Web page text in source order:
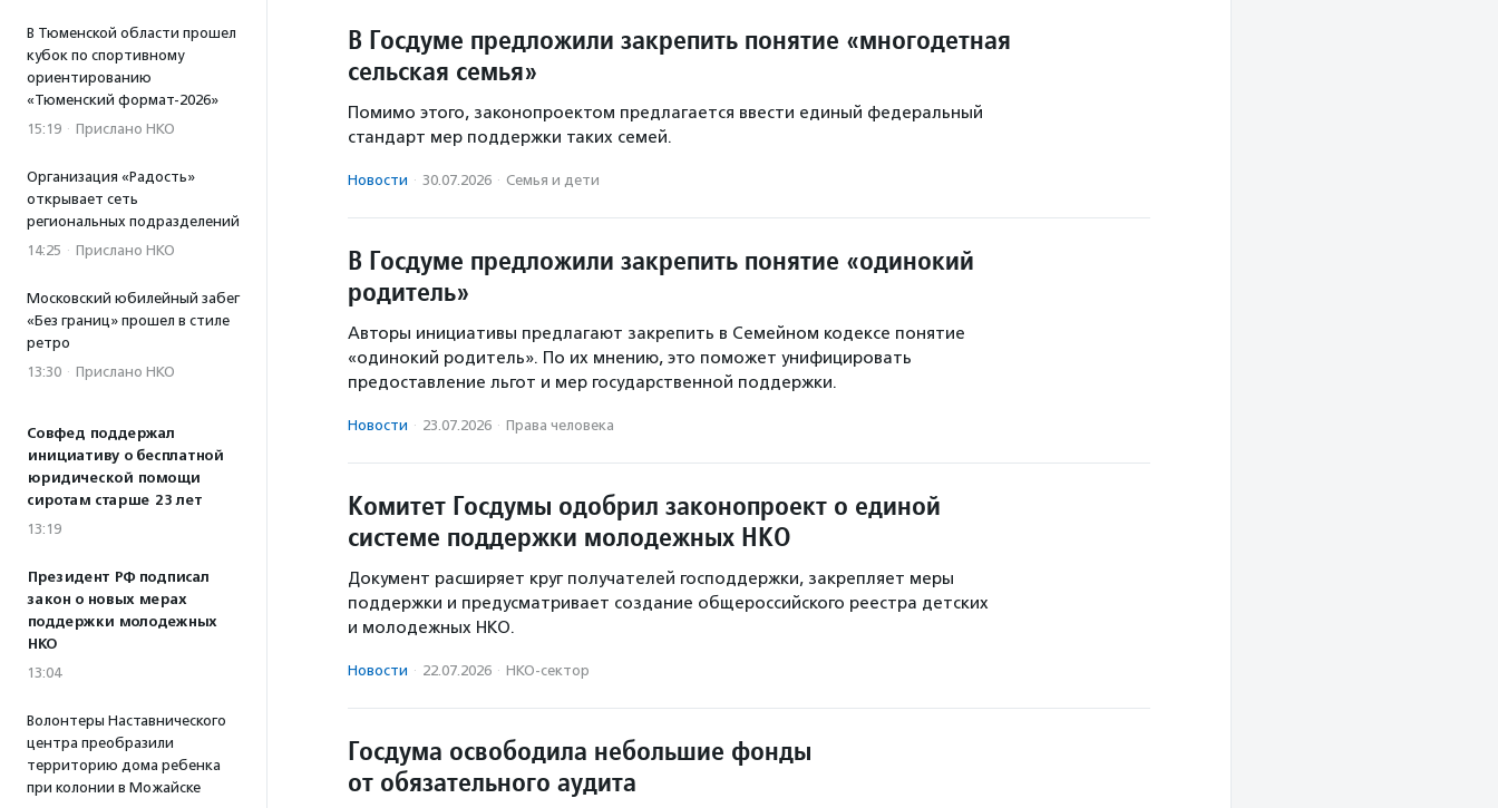
В Тюменской области прошел
кубок по спортивному
ориентированию
«Тюменский формат-2026»
15:19 · Прислано НКО
Организация «Радость»
открывает сеть
региональных подразделений
14:25 · Прислано НКО
Московский юбилейный забег
«Без границ» прошел в стиле
ретро
13:30 · Прислано НКО
Совфед поддержал
инициативу о бесплатной
юридической помощи
сиротам старше 23 лет
13:19
Президент РФ подписал
закон о новых мерах
поддержки молодежных
НКО
13:04
Волонтеры Наставнического
центра преобразили
территорию дома ребенка
при колонии в Можайске
В Госдуме предложили закрепить понятие «многодетная
сельская семья»
Помимо этого, законопроектом предлагается ввести единый федеральный
стандарт мер поддержки таких семей.
Новости · 30.07.2026 · Семья и дети
В Госдуме предложили закрепить понятие «одинокий
родитель»
Авторы инициативы предлагают закрепить в Семейном кодексе понятие
«одинокий родитель». По их мнению, это поможет унифицировать
предоставление льгот и мер государственной поддержки.
Новости · 23.07.2026 · Права человека
Комитет Госдумы одобрил законопроект о единой
системе поддержки молодежных НКО
Документ расширяет круг получателей господдержки, закрепляет меры
поддержки и предусматривает создание общероссийского реестра детских
и молодежных НКО.
Новости · 22.07.2026 · НКО-сектор
Госдума освободила небольшие фонды
от обязательного аудита